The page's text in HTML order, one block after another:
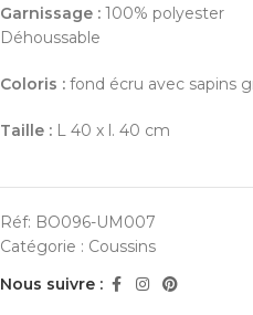
Garnissage : 100% polyester
Déhoussable
Coloris : fond écru avec sapins
Taille : L 40 x l. 40 cm
Réf: BO096-UM007
Catégorie : Coussins
Nous suivre :